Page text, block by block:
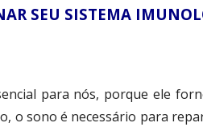
SEU SISTEMA
para nós, porque ele
o sono é necessário para